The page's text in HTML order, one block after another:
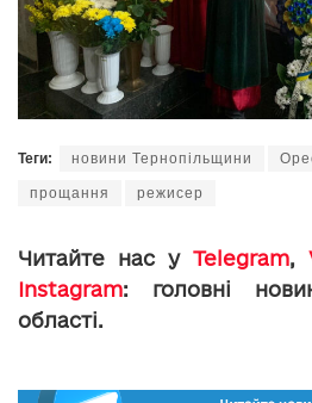
Теги: новини Тернопільщини
прощання режисер
Читайте нас у Telegram,
Instagram: головні
області.